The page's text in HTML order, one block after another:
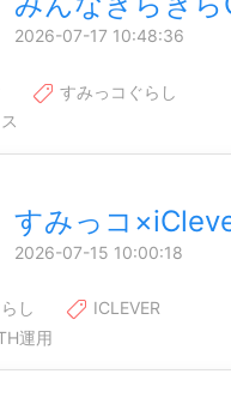
2026-07-17 10:48:36
すみっコぐらし
すみっコ
2026-07-15 10:00:18
し
ICLEVER
運用